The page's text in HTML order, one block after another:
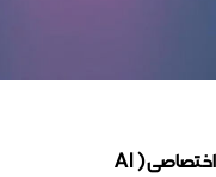
طراحی ایجنت اختصاصی ( AI